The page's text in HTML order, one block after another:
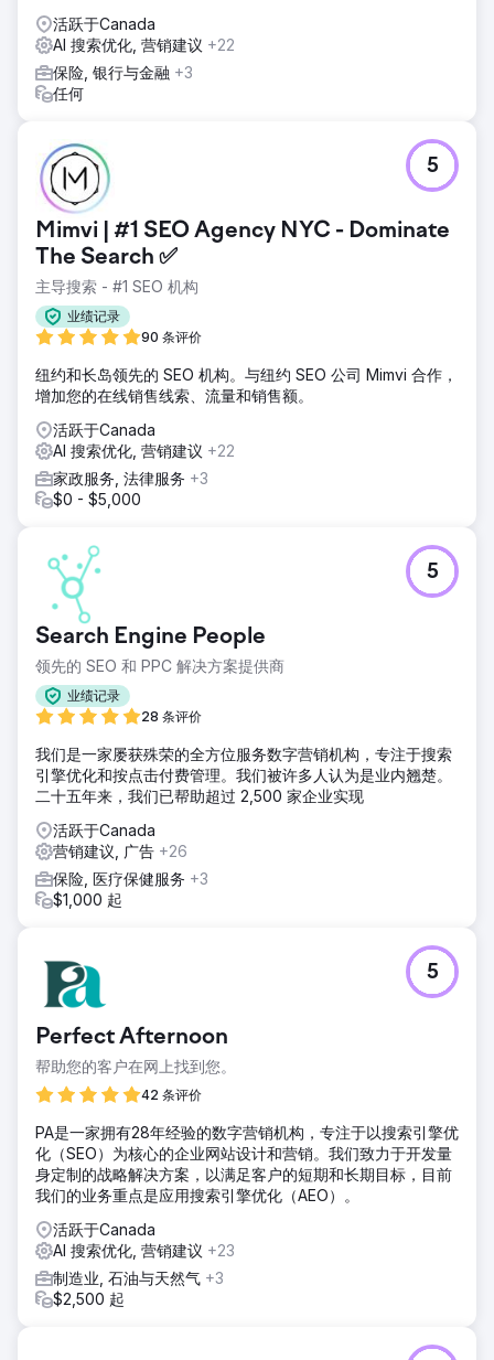
活跃于Canada
AI 搜索优化, 营销建议 +22
保险, 银行与金融 +3
任何
Mimvi | #1 SEO Agency NYC - Dominate
The Search ✅
主导搜索 - #1 SEO 机构
业绩记录
90 条评价
5
纽约和长岛领先的 SEO 机构。与纽约 SEO 公司 Mimvi 合作，
增加您的在线销售线索、流量和销售额。
活跃于Canada
AI 搜索优化, 营销建议 +22
家政服务, 法律服务 +3
$0 - $5,000
Search Engine People
领先的 SEO 和 PPC 解决方案提供商
业绩记录
28 条评价
5
我们是一家屡获殊荣的全方位服务数字营销机构，专注于搜索
引擎优化和按点击付费管理。我们被许多人认为是业内翘楚。
二十五年来，我们已帮助超过 2,500 家企业实现
活跃于Canada
营销建议, 广告 +26
保险, 医疗保健服务 +3
$1,000 起
Perfect Afternoon
帮助您的客户在网上找到您。
42 条评价
5
PA是一家拥有28年经验的数字营销机构，专注于以搜索引擎优
化（SEO）为核心的企业网站设计和营销。我们致力于开发量
身定制的战略解决方案，以满足客户的短期和长期目标，目前
我们的业务重点是应用搜索引擎优化（AEO）。
活跃于Canada
AI 搜索优化, 营销建议 +23
制造业, 石油与天然气 +3
$2,500 起